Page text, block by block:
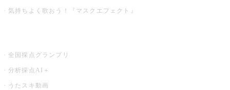
気持ちよく歌おう！『マスクエフェクト』
全国採点グランプリ
分析採点AI＋
うたスキ動画